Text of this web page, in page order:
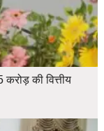
की वित्तीय